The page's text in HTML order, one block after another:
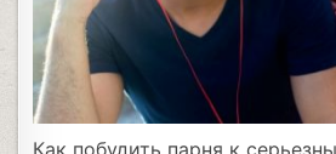
Как побудить парня к